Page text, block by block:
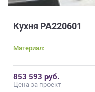
Кухня РА220601
Материал:
853 593 руб.
Цена за проект